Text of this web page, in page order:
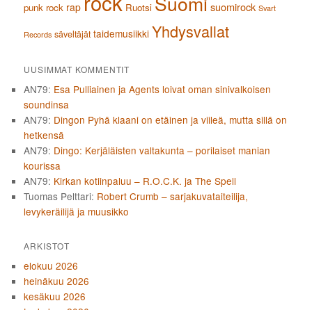
punk rock rap Ruotsi suomirock Svart
Records säveltäjät taidemusiikki Yhdysvallat
UUSIMMAT KOMMENTIT
AN79: Esa Pulliainen ja Agents loivat oman sinivalkoisen
soundinsa
AN79: Dingon Pyhä klaani on etäinen ja viileä, mutta sillä on
hetkensä
AN79: Dingo: Kerjäläisten valtakunta – porilaiset manian
kourissa
AN79: Kirkan kotiinpaluu – R.O.C.K. ja The Spell
Tuomas Pelttari: Robert Crumb – sarjakuvataiteilija,
levykeräilijä ja muusikko
ARKISTOT
elokuu 2026
heinäkuu 2026
kesäkuu 2026